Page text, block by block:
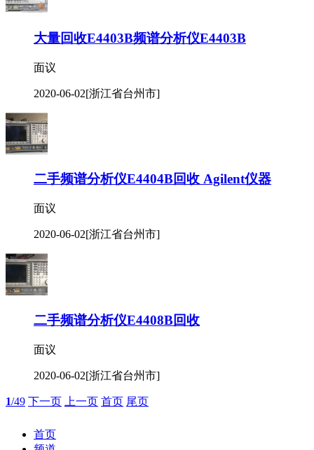
大量回收E4403B频谱分析仪E4403B
面议
2020-06-02[浙江省台州市]
二手频谱分析仪E4404B回收 Agilent仪器
面议
2020-06-02[浙江省台州市]
二手频谱分析仪E4408B回收
面议
2020-06-02[浙江省台州市]
1/49 下一页 上一页 首页 尾页
首页